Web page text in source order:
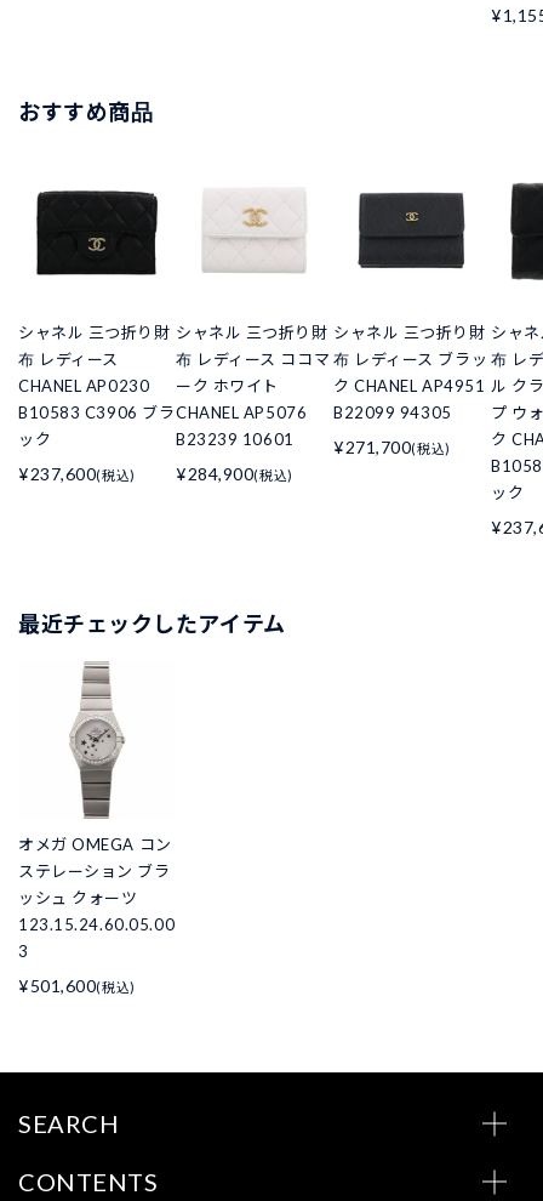
おすすめ商品
シャネル 三つ折り財
布 レディース
CHANEL AP0230
B10583 C3906 ブラ
ック
¥237,600(税込)
シャネル 三つ折り財
布 レディース ココマ
ーク ホワイト
CHANEL AP5076
B23239 10601
¥284,900(税込)
シャネル 三つ折り財
布 レディース ブラッ
ク CHANEL AP4951
B22099 94305
¥271,700(税込)
シャ
布 レ
ル ク
プ ウ
ク
ック
最近チェックしたアイテム
オメガ OMEGA コン
ステレーション ブラ
ッシュ クォーツ
123.15.24.60.05.00
3
¥501,600(税込)
SEARCH
CONTENTS